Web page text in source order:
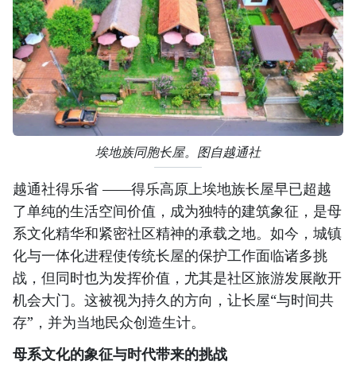
埃地族同胞长屋。图自越通社
越通社得乐省 ——得乐高原上埃地族长屋早已超越
了单纯的生活空间价值，成为独特的建筑象征，是母
系文化精华和紧密社区精神的承载之地。如今，城镇
化与一体化进程使传统长屋的保护工作面临诸多挑
战，但同时也为发挥价值，尤其是社区旅游发展敞开
机会大门。这被视为持久的方向，让长屋“与时间共
存”，并为当地民众创造生计。
母系文化的象征与时代带来的挑战